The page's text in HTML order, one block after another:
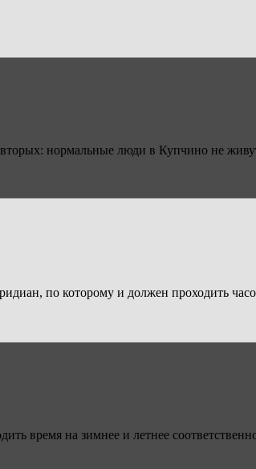
нормальные люди в Купчино не
по которому и должен проходить
время на зимнее и летнее